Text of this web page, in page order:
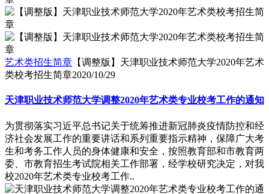
艺术类招生简章 【调整版】天津职业技术师范大学2020年艺术
类校考招生简章2020/10/29
天津职业技术师范大学调整2020年艺术类专业校考工作的通知
为贯彻落实习近平总书记关于统筹推进新冠肺炎疫情防控和经
济社会发展工作的重要讲话和系列重要指示精神，保障广大考
生和考务工作人员的身体健康和安全，按照教育部和市教育两
委、市教育招生考试院相关工作部署，经学校研究决定，对我
校2020年艺术类专业校考工作..